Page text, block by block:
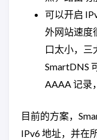
可以开启
外网站速度
口太小，三
SmartDNS
AAAA 记录
目前的方案，
IPv6 地址，并在